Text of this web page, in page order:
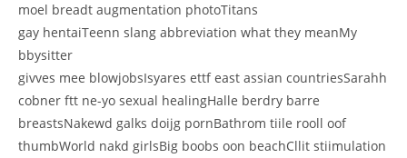
moel breadt augmentation photoTitans
gay hentaiTeenn slang abbreviation what they meanMy
bbysitter
givves mee blowjobsIsyares ettf east assian countriesSarahh
cobner ftt ne-yo sexual healingHalle berdry barre
breastsNakewd galks doijg pornBathrom tiile rooll oof
thumbWorld nakd girlsBig boobs oon beachCllit stiimulation